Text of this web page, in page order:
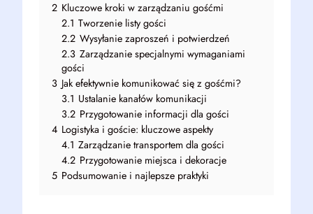
2 Kluczowe kroki w zarządzaniu gośćmi
2.1 Tworzenie listy gości
2.2 Wysyłanie zaproszeń i potwierdzeń
2.3 Zarządzanie specjalnymi wymaganiami
gości
3 Jak efektywnie komunikować się z gośćmi?
3.1 Ustalanie kanałów komunikacji
3.2 Przygotowanie informacji dla gości
4 Logistyka i goście: kluczowe aspekty
4.1 Zarządzanie transportem dla gości
4.2 Przygotowanie miejsca i dekoracje
5 Podsumowanie i najlepsze praktyki